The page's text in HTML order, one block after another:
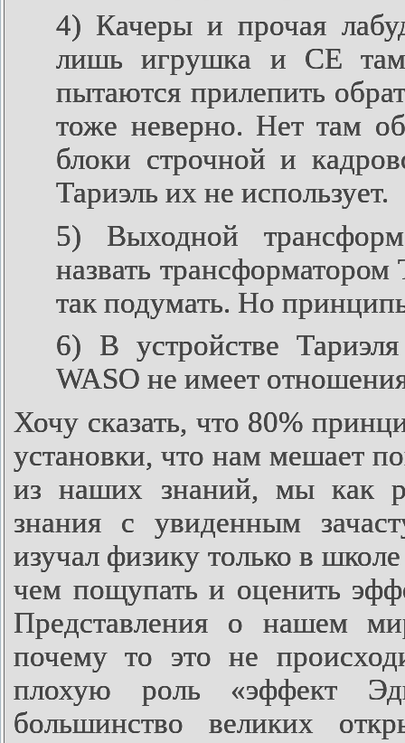
4) Качеры и прочая
лишь игрушка и СЕ там
пытаются прилепить
тоже неверно. Нет там
блоки строчной и
Тариэль их не использует.
5) Выходной
назвать
так подумать. Но
6) В устройстве
WASO не имеет
Хочу сказать, что 80%
установки, что нам мешает
из наших знаний, мы как
знания с увиденным
изучал физику только в
чем пощупать и оценить
Представления о нашем
почему то это не
плохую роль «эффект
большинство великих